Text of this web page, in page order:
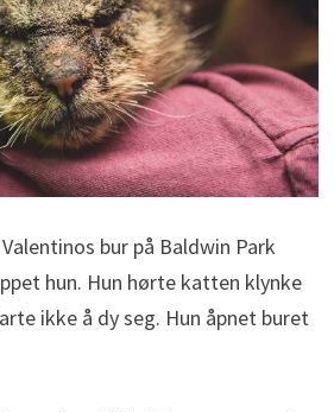
bur på Baldwin Park
hun. Hun hørte katten klynke
ikke å dy seg. Hun åpnet buret